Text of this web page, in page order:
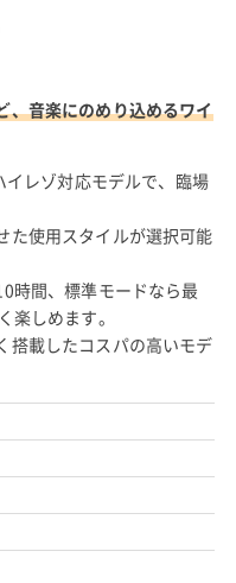
、音楽にのめり込めるワイ
レゾ対応モデルで、臨場
た使用スタイルが選択可能
時間、標準モードなら最
楽しめます。
搭載したコスパの高いモデ